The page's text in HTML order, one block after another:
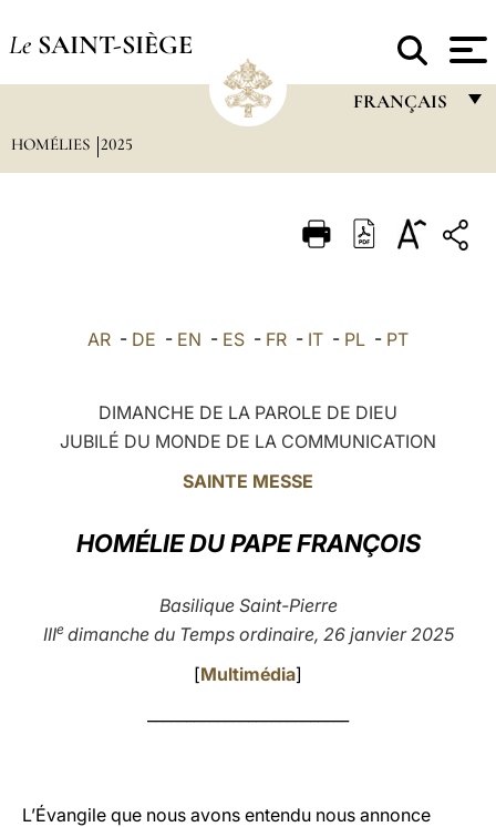
Le SAINT-SIÈGE
FRANÇAIS
ITALIANO
POLSKI
العربيّة
LATINE
HOMÉLIES 2025
AR - DE - EN - ES - FR - IT - PL - PT
DIMANCHE DE LA PAROLE DE DIEU
JUBILÉ DU MONDE DE LA COMMUNICATION
SAINTE MESSE
HOMÉLIE DU PAPE FRANÇOIS
Basilique Saint-Pierre
IIIe dimanche du Temps ordinaire, 26 janvier 2025
[Multimédia]
L’Évangile que nous avons entendu nous annonce